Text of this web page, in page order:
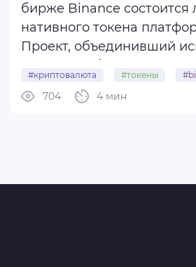
бирже Binance состоится
нативного токена платформы
Проект, объединивший
год привлек более 16 млн
пользователей. Теперь
#криптовалюта #токены
#fireverse 4 мин
704